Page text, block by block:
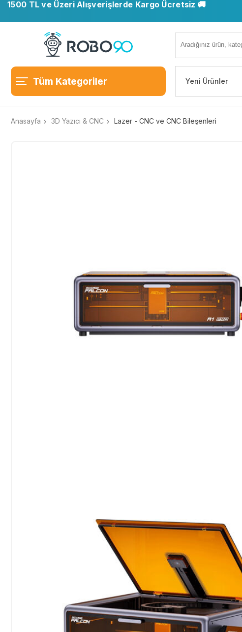
1500 TL ve Üzeri Alışverişlerde Kargo Ücretsiz 🚚
Tüm Kategoriler Yeni Ürünler
Anasayfa 3D Yazıcı & CNC Lazer - CNC ve CNC Bileşenleri